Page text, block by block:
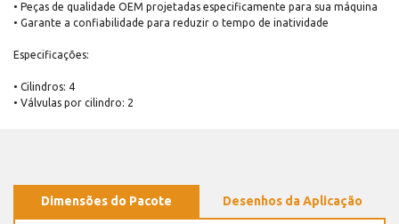
• Peças de qualidade OEM projetadas especificamente para sua máquina
• Garante a confiabilidade para reduzir o tempo de inatividade
Especificações:
• Cilindros: 4
• Válvulas por cilindro: 2
Dimensões do Pacote Desenhos da Aplicação